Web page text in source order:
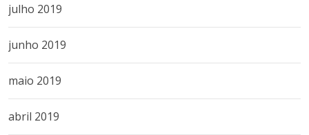
julho 2019
junho 2019
maio 2019
abril 2019